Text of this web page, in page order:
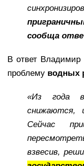
сообща
В ответ Владимир
проблему водных
«Из года
снижаются,
Сейчас
взвесив,